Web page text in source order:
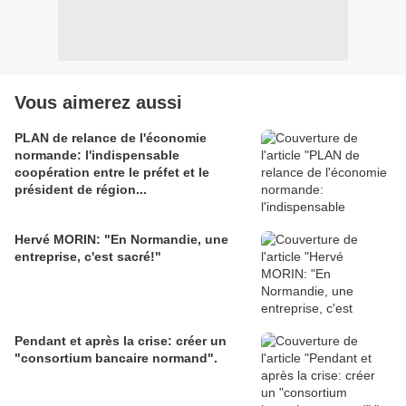
Vous aimerez aussi
PLAN de relance de l'économie
normande: l'indispensable
coopération entre le préfet et le
président de région...
Hervé MORIN: "En Normandie, une
entreprise, c'est sacré!"
Pendant et après la crise: créer un
"consortium bancaire normand".